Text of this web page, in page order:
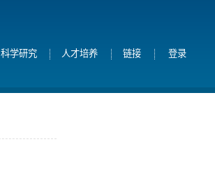
科学研究 人才培养 链接 登录